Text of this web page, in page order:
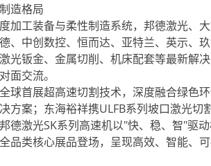
造格局
工装备与柔性制造系统，邦德激光、大
、中创数控、恒而达、亚特兰、英示、
钣金、金属切削、机床配套等最新解
面交流。
首展超高速切割技术，深度融合绿色
方案；东海裕祥携ULFB系列坡口激光
德激光SK系列高速机以"快、稳、智"驱
类核心展品登场，呈现高效、智能、可